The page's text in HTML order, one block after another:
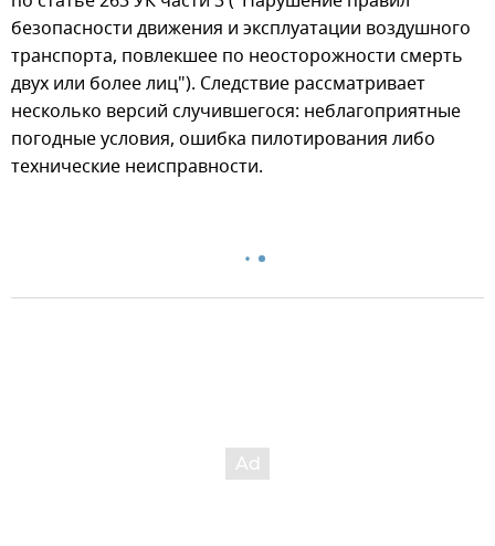
безопасности движения и эксплуатации воздушного
транспорта, повлекшее по неосторожности смерть
двух или более лиц"). Следствие рассматривает
несколько версий случившегося: неблагоприятные
погодные условия, ошибка пилотирования либо
технические неисправности.